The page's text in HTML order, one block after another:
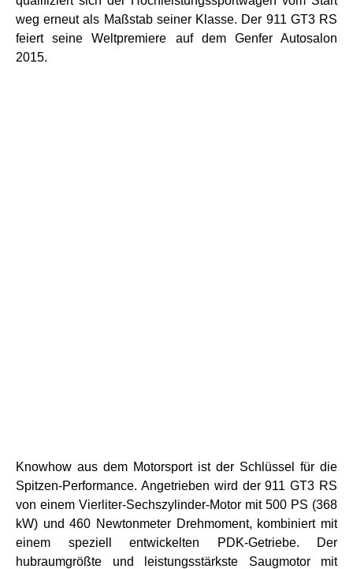
weg erneut als Maßstab seiner Klasse. Der 911 GT3 RS
feiert seine Weltpremiere auf dem Genfer Autosalon
2015.
Knowhow aus dem Motorsport ist der Schlüssel für die
Spitzen-Performance. Angetrieben wird der 911 GT3 RS
von einem Vierliter-Sechszylinder-Motor mit 500 PS (368
kW) und 460 Newtonmeter Drehmoment, kombiniert mit
einem speziell entwickelten PDK-Getriebe. Der
hubraumgrößte und leistungsstärkste Saugmotor mit